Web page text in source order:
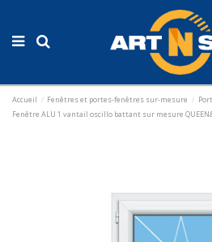
Accueil Fenêtres et portes-fenêtres sur-mesure
Fenêtre ALU 1 vantail oscillo battant sur mesure